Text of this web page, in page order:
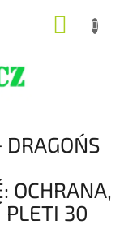
OCHRANA,
PLETI 30